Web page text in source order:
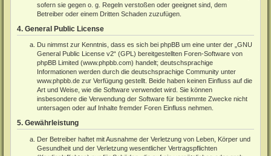
sofern sie gegen o. g. Regeln verstoßen oder geeignet sind, dem
Betreiber oder einem Dritten Schaden zuzufügen.
4. General Public License
Du nimmst zur Kenntnis, dass es sich bei phpBB um eine unter der „GNU
General Public License v2“ (GPL) bereitgestellten Foren-Software von
phpBB Limited (www.phpbb.com) handelt; deutschsprachige
Informationen werden durch die deutschsprachige Community unter
www.phpbb.de zur Verfügung gestellt. Beide haben keinen Einfluss auf die
Art und Weise, wie die Software verwendet wird. Sie können
insbesondere die Verwendung der Software für bestimmte Zwecke nicht
untersagen oder auf Inhalte fremder Foren Einfluss nehmen.
5. Gewährleistung
Der Betreiber haftet mit Ausnahme der Verletzung von Leben, Körper und
Gesundheit und der Verletzung wesentlicher Vertragspflichten